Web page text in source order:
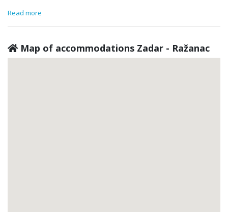
Read more
Map of accommodations Zadar - Ražanac